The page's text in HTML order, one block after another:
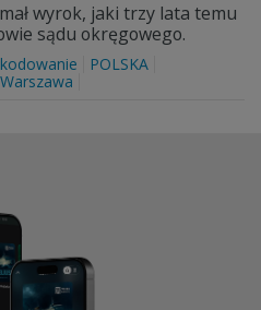
wyrok, jaki trzy lata temu
sądu okręgowego.
POLSKA
Warszawa